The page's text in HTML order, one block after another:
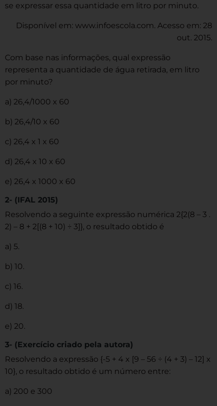
se expressar essa quantidade em litro por minuto.
Disponível em: www.infoescola.com. Acesso em: 28
out. 2015.
Com base nas informações, qual expressão
representa a quantidade de água retirada, em litro
por minuto?
a) 26,4/1000 x 60
b) 26,4/10 x 60
c) 26,4 x 1 x 60
d) 26,4 x 10 x 60
e) 26,4 x 1000 x 60
2- (IFAL 2015)
Resolvendo a seguinte expressão numérica 2{2(8 – 3 .
2) – 8 + 2[(8 + 10) ÷ 3]}, o resultado obtido é
a) 5.
b) 10.
c) 16.
d) 18.
e) 20.
3- (Exercício criado pela autora)
Resolvendo a expressão {-5 + 4 x [9 – 56 ÷ (4 + 3) – 12] x
10}, o resultado obtido é um número entre:
a) 200 e 300